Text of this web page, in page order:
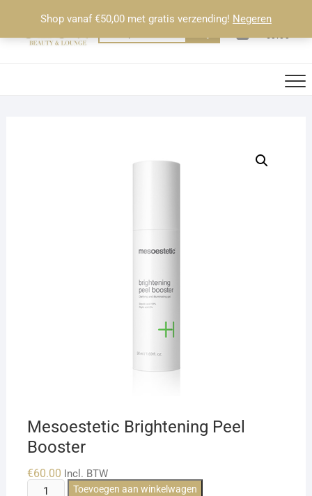
Shop vanaf €50,00 met gratis verzending! Negeren
de
naar:
0
Totaal
€0.00
Mesoestetic Brightening Peel
Booster
€60.00 Incl. BTW
MesoesteticToevoegen aan winkelwagen